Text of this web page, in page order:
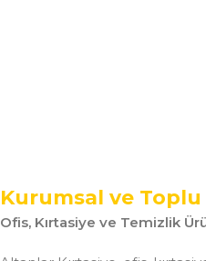
Kurumsal ve
Ofis, Kırtasiye ve Temizlik